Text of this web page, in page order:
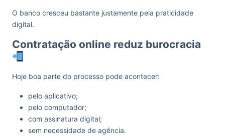
O banco cresceu bastante justamente pela praticidade
digital.
Contratação online reduz burocracia
Hoje boa parte do processo pode acontecer:
pelo aplicativo;
pelo computador;
com assinatura digital;
sem necessidade de agência.